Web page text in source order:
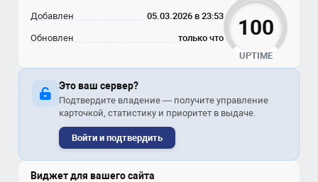
Добавлен 05.03.2026 в 23:53
Обновлен только что 100
UPTIME
Это ваш сервер?
Подтвердите владение — получите управление
карточкой, статистику и приоритет в выдаче.
Войти и подтвердить
Виджет для вашего сайта